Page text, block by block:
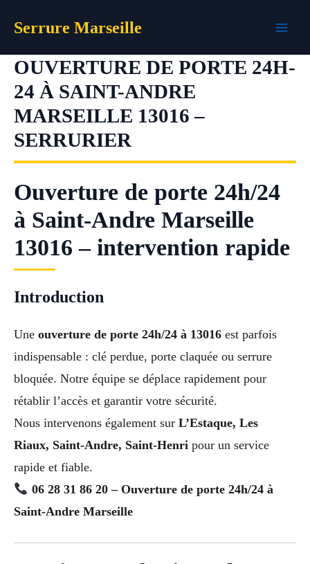
Serrure Marseille
OUVERTURE DE PORTE 24H-
24 À SAINT-ANDRE
MARSEILLE 13016 –
SERRURIER
Ouverture de porte 24h/24
à Saint-Andre Marseille
13016 – intervention rapide
Introduction
Une ouverture de porte 24h/24 à 13016 est parfois
indispensable : clé perdue, porte claquée ou serrure
bloquée. Notre équipe se déplace rapidement pour
rétablir l’accès et garantir votre sécurité.
Nous intervenons également sur L’Estaque, Les
Riaux, Saint-Andre, Saint-Henri pour un service
rapide et fiable.
06 28 31 86 20 – Ouverture de porte 24h/24 à
Saint-Andre Marseille